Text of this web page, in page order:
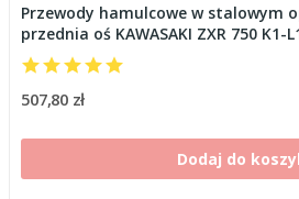
Przewody hamulcowe w stalowym
przednia oś KAWASAKI ZXR 750 K1-
507,80 zł
Dodaj do